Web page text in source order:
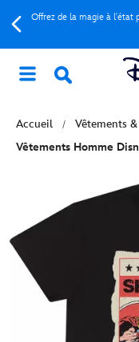
Offrez de la magie à l'état
Accueil
Vêtements
Vêtements Homme